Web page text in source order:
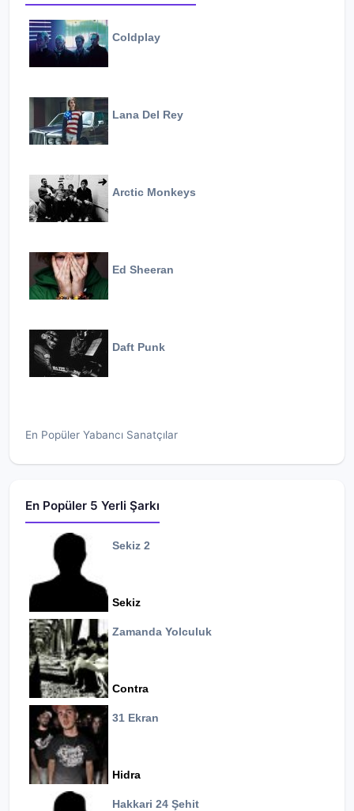
Coldplay
Lana Del Rey
Arctic Monkeys
Ed Sheeran
Daft Punk
En Popüler Yabancı Sanatçılar
En Popüler 5 Yerli Şarkı
Sekiz 2
Sekiz
Zamanda Yolculuk
Contra
31 Ekran
Hidra
Hakkari 24 Şehit